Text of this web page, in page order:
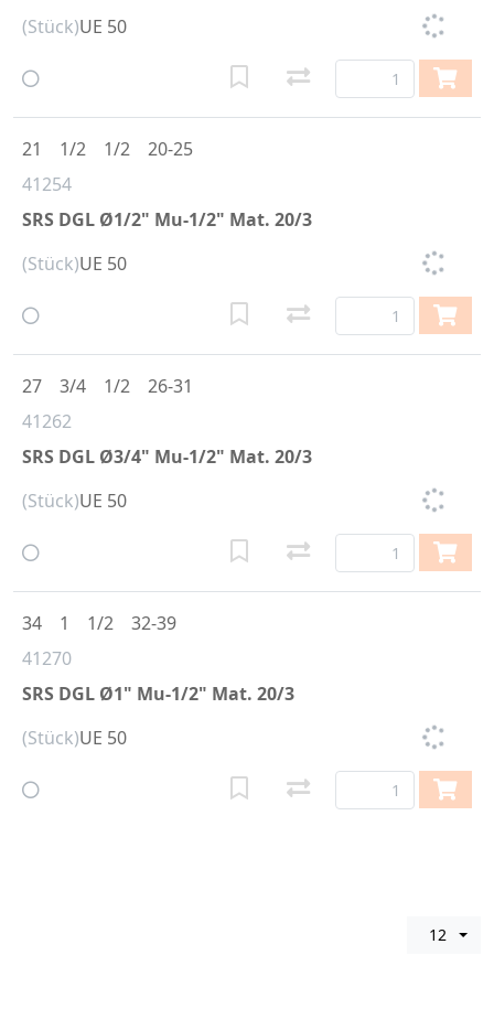
(Stück)UE 50
41254
SRS DGL Ø1/2" Mu-1/2" Mat. 20/3
21 1/2 1/2 20-25
(Stück)UE 50
41262
SRS DGL Ø3/4" Mu-1/2" Mat. 20/3
27 3/4 1/2 26-31
(Stück)UE 50
41270
SRS DGL Ø1" Mu-1/2" Mat. 20/3
34 1 1/2 32-39
(Stück)UE 50
12